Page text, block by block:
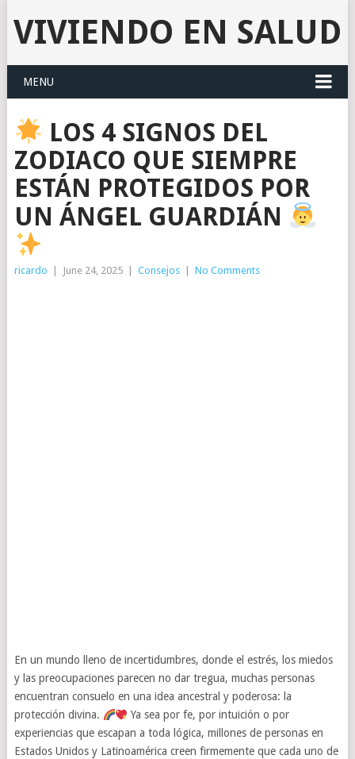
VIVIENDO EN SALUD
MENU
LOS 4 SIGNOS DEL
ZODIACO QUE SIEMPRE
ESTÁN PROTEGIDOS POR
UN ÁNGEL GUARDIÁN
ricardo June 24, 2025 Consejos No Comments
En un mundo lleno de incertidumbres, donde el estrés, los miedos
y las preocupaciones parecen no dar tregua, muchas personas
encuentran consuelo en una idea ancestral y poderosa: la
protección divina.
Ya sea por fe, por intuición o por
experiencias que escapan a toda lógica, millones de personas en
Estados Unidos y Latinoamérica creen firmemente que cada uno de